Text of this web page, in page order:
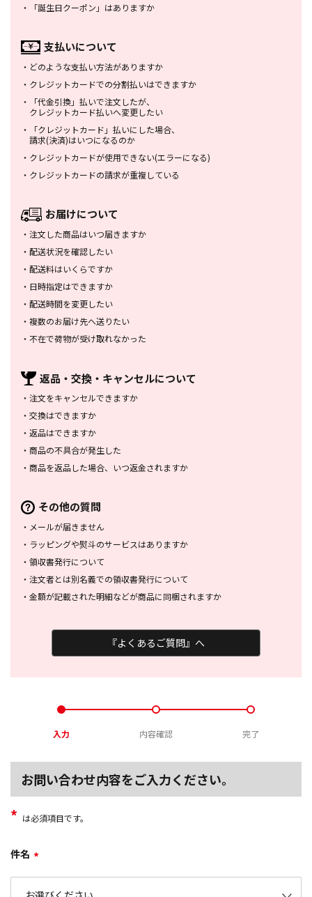
・
「誕生日クーポン」はありますか
支払いについて
・ どのような支払い方法がありますか
・ クレジットカードでの分割払いはできますか
・
「代金引換」払いで注文したが、
クレジットカード払いへ変更したい
・
「クレジットカード」払いにした場合、
請求(決済)はいつになるのか
・ クレジットカードが使用できない(エラーになる)
・ クレジットカードの請求が重複している
お届けについて
・ 注文した商品はいつ届きますか
・ 配送状況を確認したい
・ 配送料はいくらですか
・ 日時指定はできますか
・ 配送時間を変更したい
・ 複数のお届け先へ送りたい
・ 不在で荷物が受け取れなかった
返品・交換・ キャンセルについて
・ 注文をキャンセルできますか
・ 交換はできますか
・ 返品はできますか
・ 商品の不具合が発生した
・ 商品を返品した場合、 いつ返金されますか
その他の質問
・ メールが届きません
・ ラッピングや熨斗のサービスはありますか
・ 領収書発行について
・ 注文者とは別名義での領収書発行について
・ 金額が記載された明細などが商品に同梱されますか
『よくあるご質問』へ
入力 内容確認 完了
お問い合わせ内容をご入力ください。
* は必須項目です。
件名 *